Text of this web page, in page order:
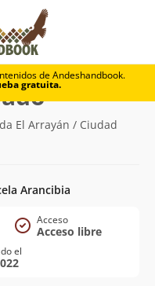
de Andeshandbook.
gratuita.(1.198m)
El Arrayán / Ciudad
Arancibia
Acceso
Acceso libre
el